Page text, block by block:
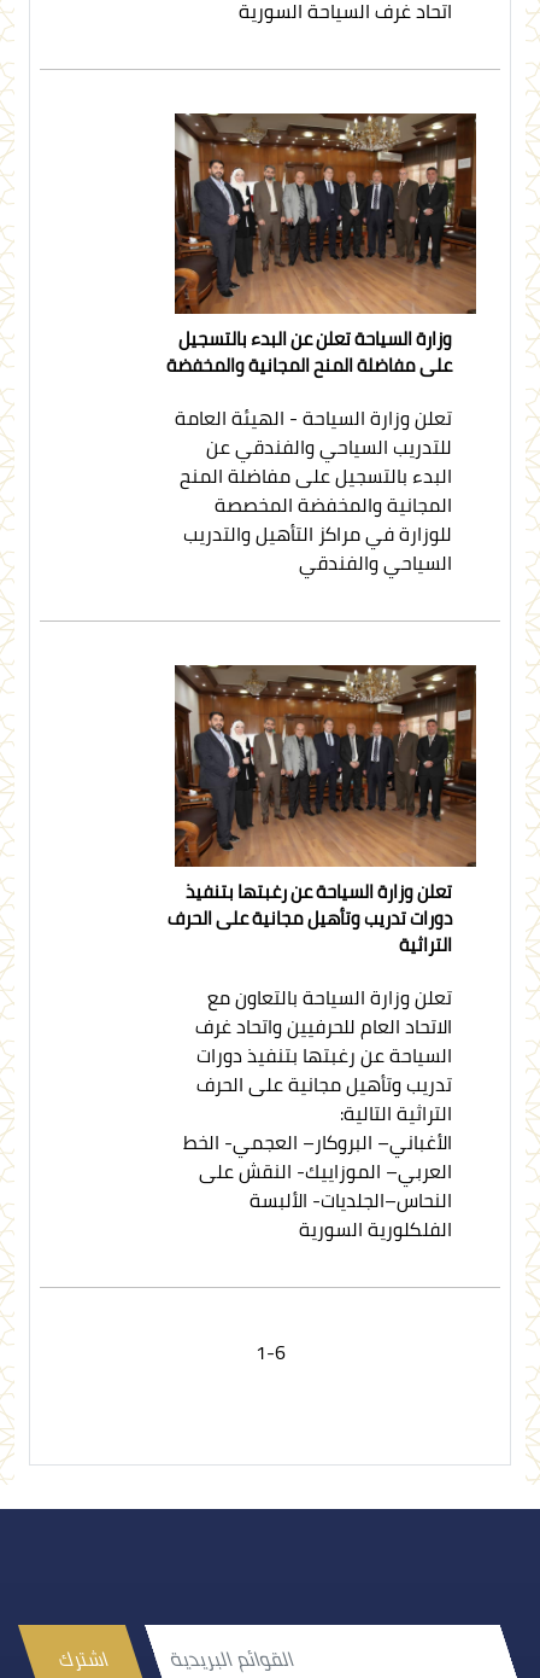
اتحاد غرف السياحة السورية
وزارة السياحة تعلن عن البدء بالتسجيل
على مفاضلة المنح المجانية والمخفضة
تعلن وزارة السياحة - الهيئة العامة
للتدريب السياحي والفندقي عن
البدء بالتسجيل على مفاضلة المنح
المجانية والمخفضة المخصصة
للوزارة في مراكز التأهيل والتدريب
السياحي والفندقي
تعلن وزارة السياحة عن رغبتها بتنفيذ
دورات تدريب وتأهيل مجانية على الحرف
التراثية
تعلن وزارة السياحة بالتعاون مع
الاتحاد العام للحرفيين واتحاد غرف
السياحة عن رغبتها بتنفيذ دورات
تدريب وتأهيل مجانية على الحرف
التراثية التالية:
الأغباني– البروكار– العجمي- الخط
العربي– الموزاييك- النقش على
النحاس–الجلديات- الألبسة
الفلكلورية السورية
1-6
اشترك